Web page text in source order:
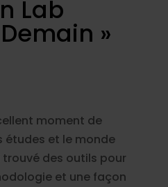
Lab
»
moment de
études et le monde
trouvé des outils pour
et une façon